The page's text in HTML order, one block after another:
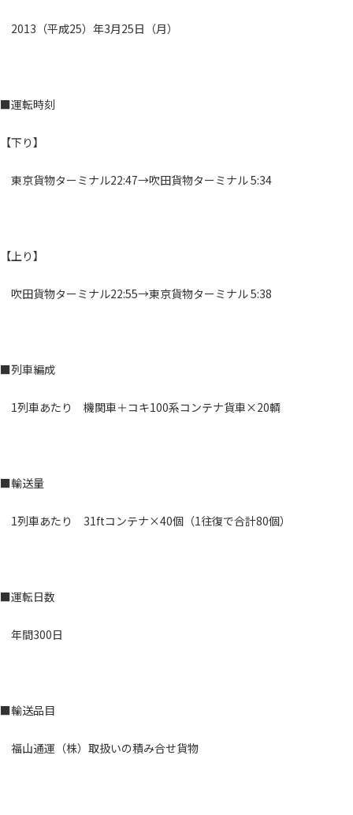
2013（平成25）年3月25日（月）
■運転時刻
【下り】
東京貨物ターミナル22:47→吹田貨物ターミナル 5:34
【上り】
吹田貨物ターミナル22:55→東京貨物ターミナル 5:38
■列車編成
1列車あたり 機関車＋コキ100系コンテナ貨車×20輌
■輸送量
1列車あたり 31ftコンテナ×40個（1往復で合計80個）
■運転日数
年間300日
■輸送品目
福山通運（株）取扱いの積み合せ貨物